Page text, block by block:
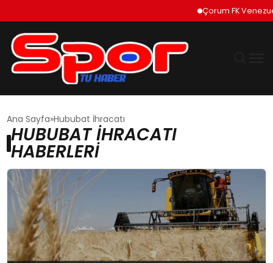
Çorum FK
DÜNYA
EKONOMI
SIYASET
TEKNOLOJI
Ana Sayfa Hububat İhracatı
HUBUBAT İHRACATI
HABERLERI